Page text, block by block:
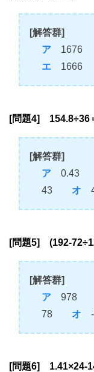
[解答群]
ア
エ
[問題4] 154.8÷36
[解答群]
ア 0.43
43 オ
[問題5] (192-
[解答群]
ア 978
78 オ -
[問題6] 1.41×24-